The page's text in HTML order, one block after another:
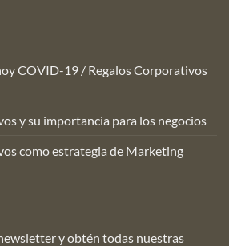
COVID-19 / Regalos Corporativos
y su importancia para los negocios
como estrategia de Marketing
y obtén todas nuestras